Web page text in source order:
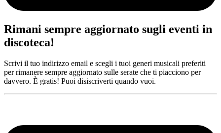
Rimani sempre aggiornato sugli eventi in
discoteca!
Scrivi il tuo indirizzo email e scegli i tuoi generi musicali preferiti
per rimanere sempre aggiornato sulle serate che ti piacciono per
davvero. È gratis! Puoi disiscriverti quando vuoi.